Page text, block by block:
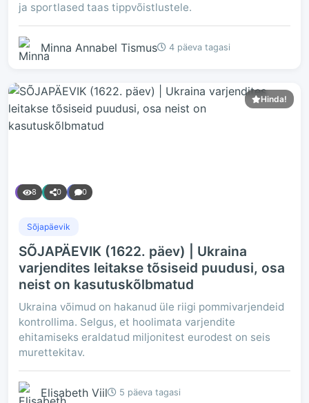
ja sportlased taas tippvõistlustele.
Minna Annabel Tismus 4 päeva tagasi
Hinda!
8 0 0
Sõjapäevik
SÕJAPÄEVIK (1622. päev) | Ukraina
varjendites leitakse tõsiseid puudusi, osa
neist on kasutuskõlbmatud
Ukraina võimud on hakanud üle riigi pommivarjendeid
kontrollima. Selgus, et hoolimata varjendite
ehitamiseks eraldatud miljonitest eurodest on seis
murettekitav.
Elisabeth Viil 5 päeva tagasi